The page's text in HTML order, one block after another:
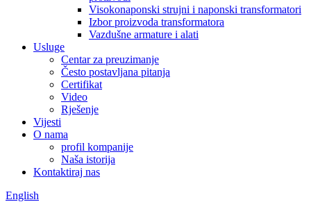
Visokonaponski strujni i naponski transformatori
Izbor proizvoda transformatora
Vazdušne armature i alati
Usluge
Centar za preuzimanje
Često postavljana pitanja
Certifikat
Video
Rješenje
Vijesti
O nama
profil kompanije
Naša istorija
Kontaktiraj nas
English